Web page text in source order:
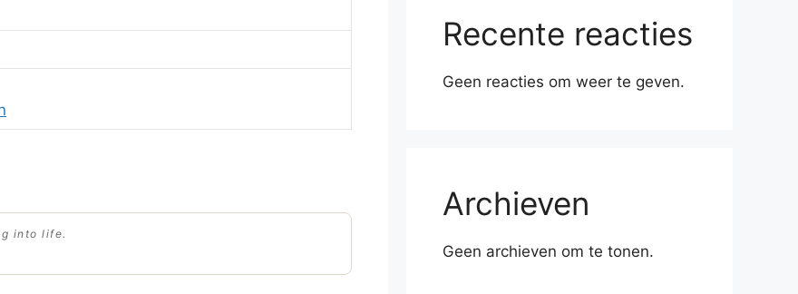
into life.
Recente reacties
Geen reacties om weer te geven.
Archieven
Geen archieven om te tonen.